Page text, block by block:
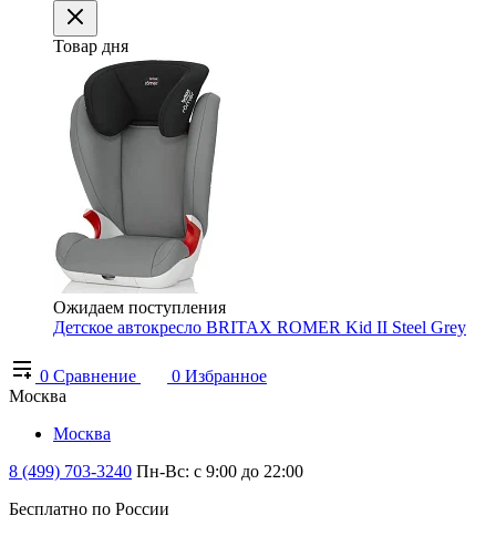
Товар дня
Ожидаем поступления
Детское автокресло BRITAX ROMER Kid II Steel Grey
0 Сравнение 0 Избранное
Москва
Москва
8 (499) 703-3240 Пн-Вс: с 9:00 до 22:00
Бесплатно по России